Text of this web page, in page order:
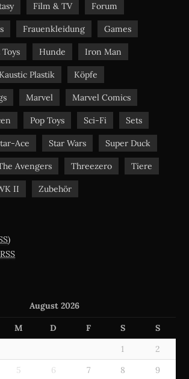
Film & TV Forum
Frauenkleidung Games
Hunde Iron Man
Plastik Köpfe
Marvel Marvel Comics
Pop Toys Sci-Fi Sets
Ace Star Wars Super Duck
Avengers Threezero Tiere
II
Zubehör
)
RSS
August 2026
M D F S S
1
2
5 6 7 8
9